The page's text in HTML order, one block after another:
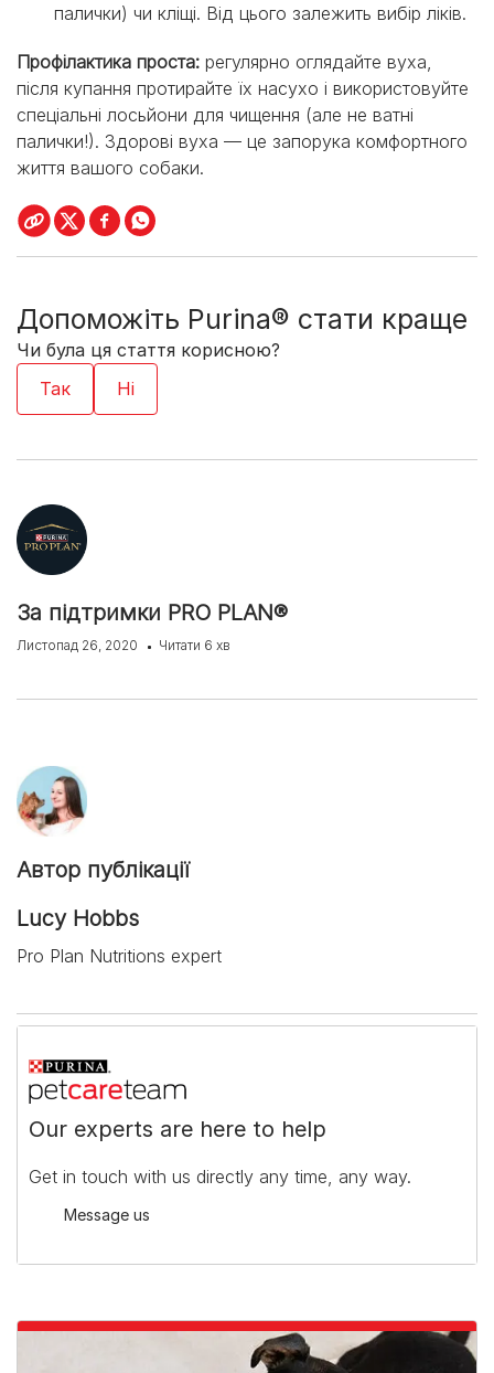
палички) чи кліщі. Від цього залежить вибір ліків.
Профілактика проста: регулярно оглядайте вуха,
після купання протирайте їх насухо і використовуйте
спеціальні лосьйони для чищення (але не ватні
палички!). Здорові вуха — це запорука комфортного
життя вашого собаки.
Допоможіть Purina® стати краще
Чи була ця стаття корисною?
За підтримки PRO PLAN®
Листопад 26, 2020 Читати 6 хв
Автор публікації
Lucy Hobbs
Pro Plan Nutritions expert
Our experts are here to help
Get in touch with us directly any time, any way.
Message us